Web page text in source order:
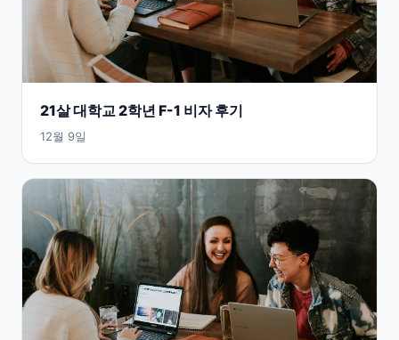
21살 대학교 2학년 F-1 비자 후기
12월 9일